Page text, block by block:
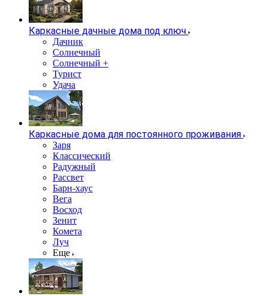
Каркасные дачные дома под ключ
Дачник
Солнечный
Солнечный +
Турист
Удача
Каркасные дома для постоянного проживания
Заря
Классический
Радужный
Рассвет
Барн-хаус
Вега
Восход
Зенит
Комета
Луч
Еще